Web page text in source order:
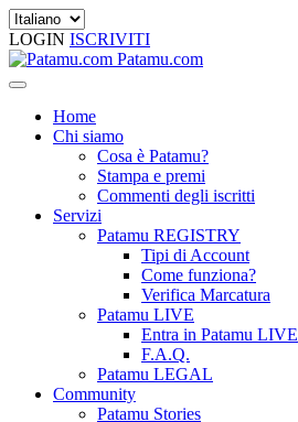
LOGIN ISCRIVITI
Patamu.com
Home
Chi siamo
Cosa è Patamu?
Stampa e premi
Commenti degli iscritti
Servizi
Patamu REGISTRY
Tipi di Account
Come funziona?
Verifica Marcatura
Patamu LIVE
Entra in Patamu LIVE
F.A.Q.
Patamu LEGAL
Community
Patamu Stories